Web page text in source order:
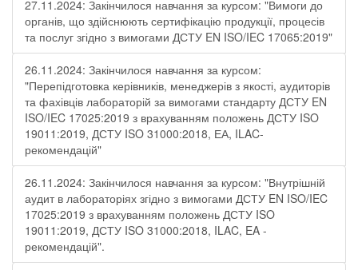
27.11.2024: Закінчилося навчання за курсом: "Вимоги до
органів, що здійснюють сертифікацію продукції, процесів
та послуг згідно з вимогами ДСТУ EN ISO/IEC 17065:2019"
26.11.2024: Закінчилося навчання за курсом:
"Перепідготовка керівників, менеджерів з якості, аудиторів
та фахівців лабораторій за вимогами стандарту ДСТУ EN
ISO/IEC 17025:2019 з врахуванням положень ДСТУ ISO
19011:2019, ДСТУ ISO 31000:2018, ЕА, ILAC-
рекомендацій"
26.11.2024: Закінчилося навчання за курсом: "Внутрішній
аудит в лабораторіях згідно з вимогами ДСТУ EN ISO/IEC
17025:2019 з врахуванням положень ДСТУ ISO
19011:2019, ДСТУ ISO 31000:2018, ILAC, EA -
рекомендацій".